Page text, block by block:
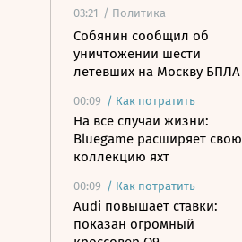
03:21 / Политика
Собянин сообщил об
уничтожении шести
летевших на Москву БПЛА
00:09 / Как потратить
На все случаи жизни:
Bluegame расширяет свою
коллекцию яхт
00:09 / Как потратить
Audi повышает ставки:
показан огромный